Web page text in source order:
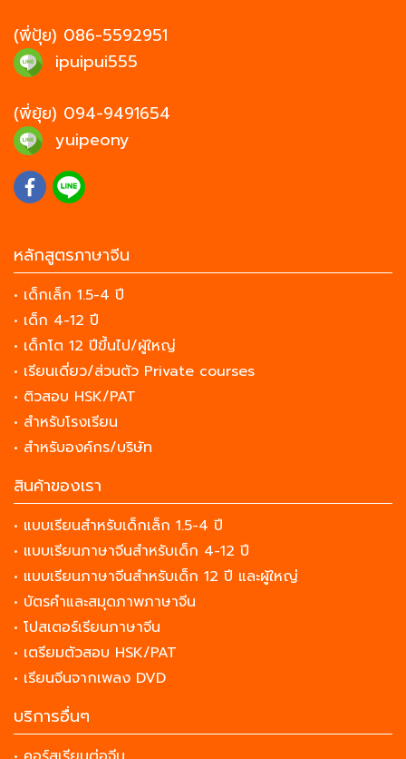
(พี่ปุ้ย) 086-5592951
ipuipui555
(พี่ยุ้ย) 094-9491654
yuipeony
หลักสูตรภาษาจีน
• เด็กเล็ก 1.5-4 ปี
• เด็ก 4-12 ปี
• เด็กโต 12 ปีขึ้นไป/ผู้ใหญ่
• เรียนเดี่ยว/ส่วนตัว Private courses
• ติวสอบ HSK/PAT
• สำหรับโรงเรียน
• สำหรับองค์กร/บริษัท
สินค้าของเรา
• แบบเรียนสำหรับเด็กเล็ก 1.5-4 ปี
• แบบเรียนภาษาจีนสำหรับเด็ก 4-12 ปี
• แบบเรียนภาษาจีนสำหรับเด็ก 12 ปี และผู้ใหญ่
• บัตรคำและสมุดภาพภาษาจีน
• โปสเตอร์เรียนภาษาจีน
• เตรียมตัวสอบ HSK/PAT
• เรียนจีนจากเพลง DVD
บริการอื่นๆ